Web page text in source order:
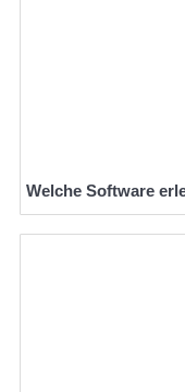
Welche Software